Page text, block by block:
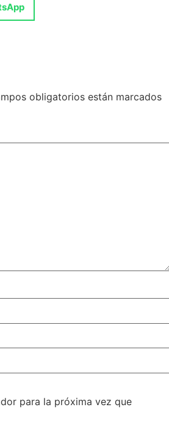
obligatorios están marcados
para la próxima vez que